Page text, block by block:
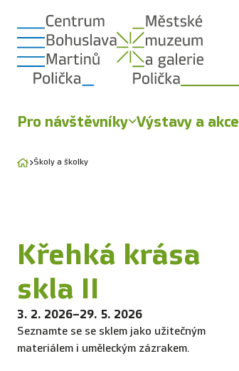
Pro návštěvníky Výstavy a akce
Školy a školky
Křehká krása
skla II
3. 2. 2026–29. 5. 2026
Seznamte se se sklem jako užitečným
materiálem i uměleckým zázrakem.